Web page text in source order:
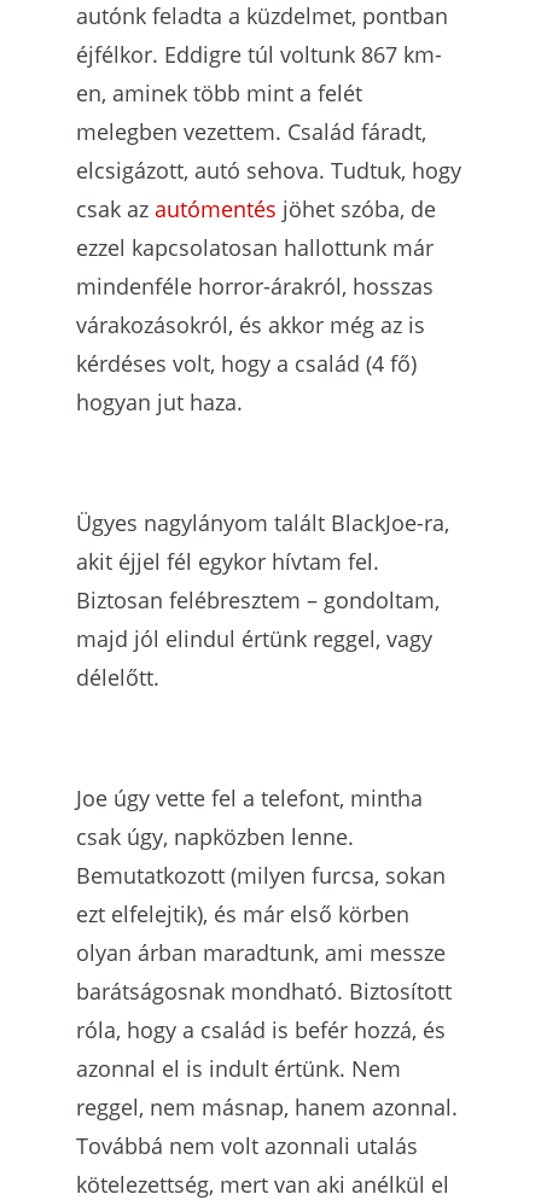
autónk feladta a küzdelmet, pontban
éjfélkor. Eddigre túl voltunk 867 km-
en, aminek több mint a felét
melegben vezettem. Család fáradt,
elcsigázott, autó sehova. Tudtuk, hogy
csak az autómentés jöhet szóba, de
ezzel kapcsolatosan hallottunk már
mindenféle horror-árakról, hosszas
várakozásokról, és akkor még az is
kérdéses volt, hogy a család (4 fő)
hogyan jut haza.
Ügyes nagylányom talált BlackJoe-ra,
akit éjjel fél egykor hívtam fel.
Biztosan felébresztem – gondoltam,
majd jól elindul értünk reggel, vagy
délelőtt.
Joe úgy vette fel a telefont, mintha
csak úgy, napközben lenne.
Bemutatkozott (milyen furcsa, sokan
ezt elfelejtik), és már első körben
olyan árban maradtunk, ami messze
barátságosnak mondható. Biztosított
róla, hogy a család is befér hozzá, és
azonnal el is indult értünk. Nem
reggel, nem másnap, hanem azonnal.
Továbbá nem volt azonnali utalás
kötelezettség, mert van aki anélkül el